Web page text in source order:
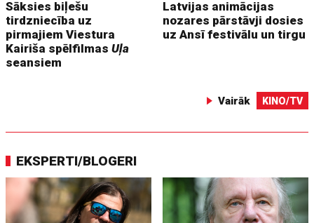
Sāksies biļešu
tirdzniecība uz
pirmajiem Viestura
Kairiša spēlfilmasUļa
seansiem
Latvijas animācijas
nozares pārstāvji dosies
uz Ansī festivālu un tirgu
Vairāk KINO/TV
EKSPERTI/BLOGERI